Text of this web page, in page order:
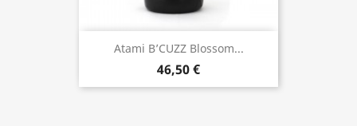
Atami B’CUZZ Blossom...
46,50 €